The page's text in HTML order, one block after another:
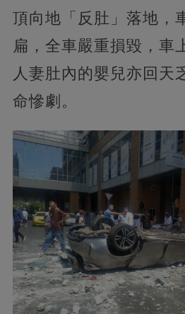
頂向地「反肚」落地，
扁，全車嚴重損毀，車
人妻肚內的嬰兒亦回天
命慘劇。